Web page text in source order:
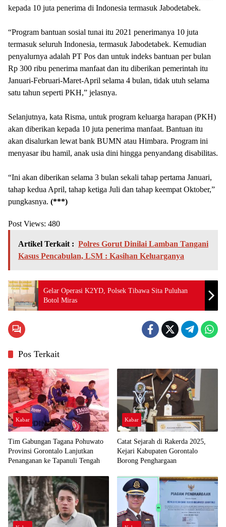
kepada 10 juta penerima di Indonesia termasuk Jabodetabek.
“Program bantuan sosial tunai itu 2021 penerimanya 10 juta
termasuk seluruh Indonesia, termasuk Jabodetabek. Kemudian
penyalurnya adalah PT Pos dan untuk indeks bantuan per bulan
Rp 300 ribu penerima manfaat dan itu diberikan pemerintah itu
Januari-Februari-Maret-April selama 4 bulan, tidak utuh selama
satu tahun seperti PKH,” jelasnya.
Selanjutnya, kata Risma, untuk program keluarga harapan (PKH)
akan diberikan kepada 10 juta penerima manfaat. Bantuan itu
akan disalurkan lewat bank BUMN atau Himbara. Program ini
menyasar ibu hamil, anak usia dini hingga penyandang disabilitas.
“Ini akan diberikan selama 3 bulan sekali tahap pertama Januari,
tahap kedua April, tahap ketiga Juli dan tahap keempat Oktober,”
pungkasnya. (***)
Post Views: 480
Artikel Terkait : Polres Gorut Dinilai Lamban Tangani
Kasus Pencabulan, LSM : Kasihan Keluarganya
Gelar Operasi K2YD, Polsek Tibawa Sita Puluhan
Botol Miras
Pos Terkait
Kabar
Tim Gabungan Tagana Pohuwato
Provinsi Gorontalo Lanjutkan
Penanganan ke Tapanuli Tengah
Kabar
Catat Sejarah di Rakerda 2025,
Kejari Kabupaten Gorontalo
Borong Penghargaan